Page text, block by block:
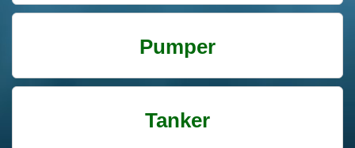
Pumper
Tanker